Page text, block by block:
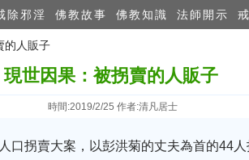
除邪淫 佛教故事 佛教知識 法師開示
的人販子
現世因果：被拐賣的人販子
時間:2019/2/25 作者:清凡居士
口拐賣大案，以彭洪菊的丈夫為首的44